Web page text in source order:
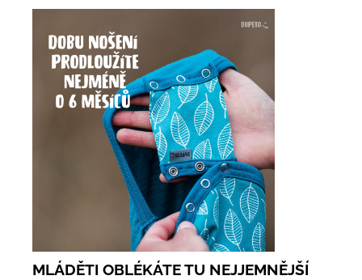
MLÁDĚTI OBLÉKÁTE TU NEJJEMNĚJŠÍ